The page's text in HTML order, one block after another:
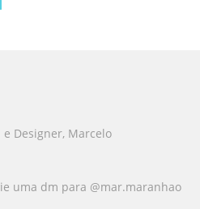
Designer, Marcelo
uma dm para @mar.maranhao